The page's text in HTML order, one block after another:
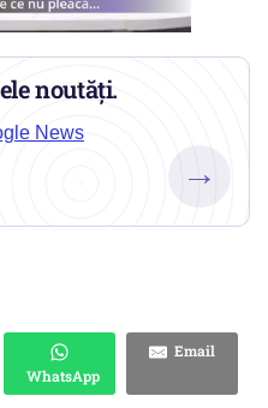
noutăți.
News
→
WhatsApp
Email